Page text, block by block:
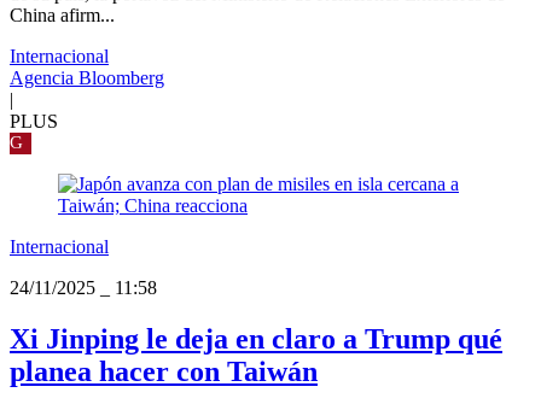
China afirm...
Internacional
Agencia Bloomberg
|
PLUS
G
Internacional
24/11/2025
11:58
Xi Jinping le deja en claro a Trump qué
planea hacer con Taiwán